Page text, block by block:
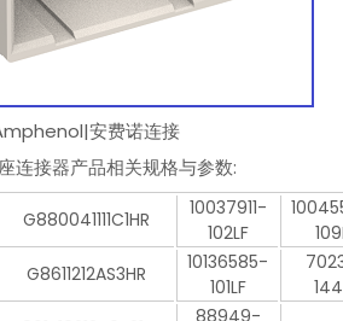
安费诺连接
连接器产品相关规格与参数:
G880041111C1HR
10037911-
102LF
G8611212AS3HR
10136585-
101LF